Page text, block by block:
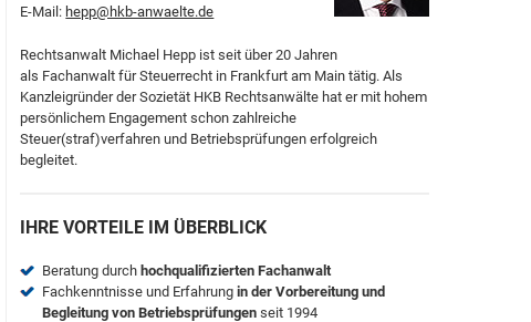
E-Mail: hepp@hkb-anwaelte.de
Rechtsanwalt Michael Hepp ist seit über 20 Jahren
als Fachanwalt für Steuerrecht in Frankfurt am Main tätig. Als
Kanzleigründer der Sozietät HKB Rechtsanwälte hat er mit hohem
persönlichem Engagement schon zahlreiche
Steuer(straf)verfahren und Betriebsprüfungen erfolgreich
begleitet.
IHRE VORTEILE IM ÜBERBLICK
Beratung durch hochqualifizierten Fachanwalt
Fachkenntnisse und Erfahrungin der Vorbereitung und
Begleitung von Betriebsprüfungen seit 1994